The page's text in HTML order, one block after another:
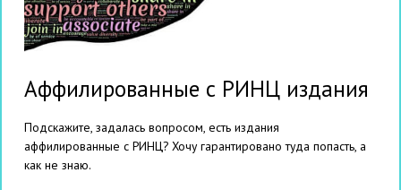
Аффилированные с РИНЦ издания
Подскажите, задалась вопросом, есть издания
аффилированные с РИНЦ? Хочу гарантировано туда попасть, а
как не знаю.